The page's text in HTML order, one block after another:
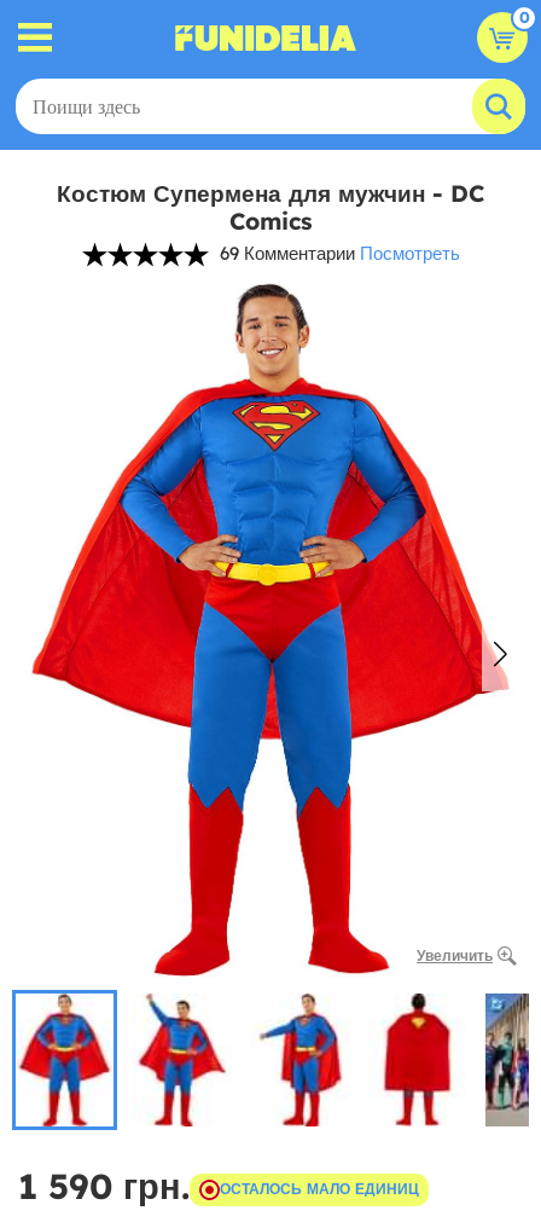
0
Костюм Супермена для мужчин - DC
Comics
69 Комментарии Посмотреть
Увеличить
1 590 грн. ОСТАЛОСЬ МАЛО ЕДИНИЦ